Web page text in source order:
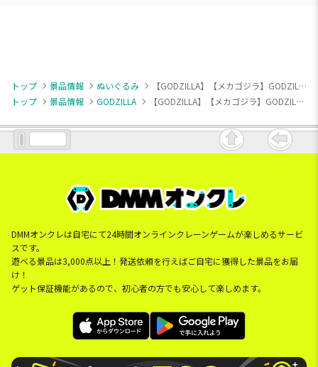
トップ 景品情報 ぬいぐるみ
【GODZILLA】【メカゴジラ】GODZILLA デフォルメぬいぐるみBIG(メカゴジラ)
トップ
景品情報 GODZILLA 【GODZILLA】【メカゴジラ】GODZILLA デフォルメぬいぐるみBIG(メカゴジラ)
DMMオンクレは自宅にて24時間オンラインクレーンゲームが楽しめるサービ
スです。
遊べる景品は3,000点以上！発送依頼を行えばご自宅に獲得した景品をお届
け！
ゲット保証機能があるので、初心者の方でも安心して楽しめます。